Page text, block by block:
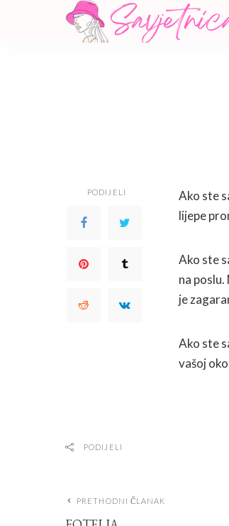
PODIJELI
Ako ste
lijepe
Ako ste
na
je
Ako ste
vašoj
PODIJELI
PRETHODNI ČLANAK